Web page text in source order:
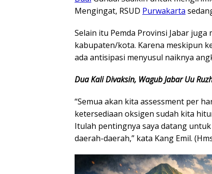
Mengingat, RSUD Purwakarta
Selain itu Pemda Provinsi Jabar
kabupaten/kota. Karena meskipun
ada antisipasi menyusul naiknya
Dua Kali Divaksin, Wagub Jabar Uu
“Semua akan kita assessment per
ketersediaan oksigen sudah kita
Itulah pentingnya saya datang
daerah-daerah,” kata Kang Emil.